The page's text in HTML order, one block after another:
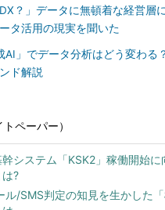
DX？」データに無頓着な経営層
タ活用の現実を聞いた
AI」でデータ分析はどう変わ
ド解説
ペーパー）
システム「KSK2」稼働開始に
?
ル/SMS判定の知見を生かした